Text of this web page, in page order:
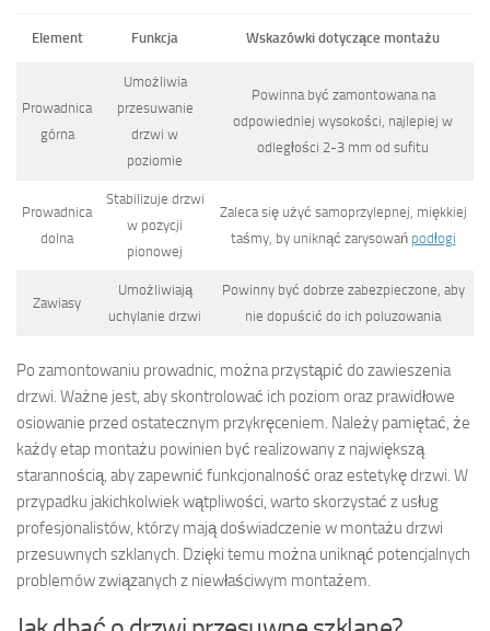
Element Funkcja Wskazówki dotyczące montażu
Prowadnica
górna
Umożliwia
przesuwanie
drzwi w
poziomie
Powinna być zamontowana na
odpowiedniej wysokości, najlepiej w
odległości 2-3 mm od sufitu
Prowadnica
dolna
Stabilizuje drzwi
w pozycji
pionowej
Zaleca się użyć samoprzylepnej, miękkiej
taśmy, by uniknąć zarysowań podłogi
Zawiasy
Umożliwiają
uchylanie drzwi
Powinny być dobrze zabezpieczone, aby
nie dopuścić do ich poluzowania
Po zamontowaniu prowadnic, można przystąpić do zawieszenia
drzwi. Ważne jest, aby skontrolować ich poziom oraz prawidłowe
osiowanie przed ostatecznym przykręceniem. Należy pamiętać, że
każdy etap montażu powinien być realizowany z największą
starannością, aby zapewnić funkcjonalność oraz estetykę drzwi. W
przypadku jakichkolwiek wątpliwości, warto skorzystać z usług
profesjonalistów, którzy mają doświadczenie w montażu drzwi
przesuwnych szklanych. Dzięki temu można uniknąć potencjalnych
problemów związanych z niewłaściwym montażem.